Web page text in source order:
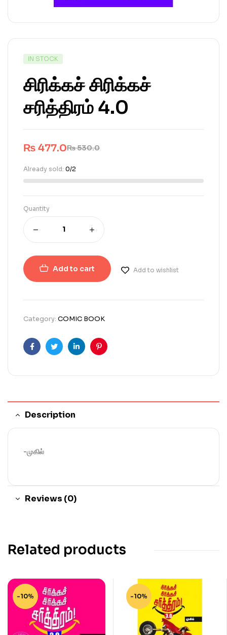
IN STOCK
சிரிக்கச் சிரிக்கச்
சரித்திரம் 4.0
₨530.0
₨ 477.0
Already sold: 0/2
Quantity
Add to cart Add to wishlist
Category: COMIC BOOK
FacebookTwitterLinkedinPinterest
Description
-முகில்
Reviews (0)
Related products
-10% -10%